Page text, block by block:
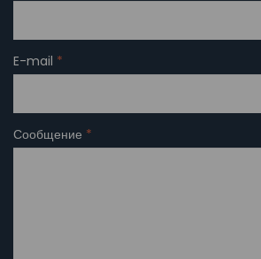
E-mail *
Сообщение *